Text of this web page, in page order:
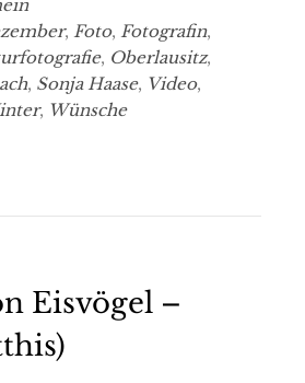
, Foto, Fotografin,
, Oberlausitz,
, Sonja Haase, Video,
, Wünsche
Eisvögel –